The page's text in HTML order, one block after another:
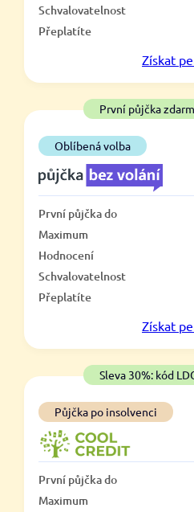
Ve zkušebce
ano
ne
Po insolvenci
ano
ne
Schvalovatelnost
Přeplatíte
Získat
První půjčka
Oblíbená volba
První půjčka do
Maximum
Hodnocení
Schvalovatelnost
Přeplatíte
Získat
Sleva 30%: kód
Půjčka po insolvenci
První půjčka do
Maximum